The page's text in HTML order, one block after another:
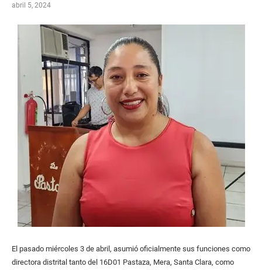
abril 5, 2024
El pasado miércoles 3 de abril, asumió oficialmente sus funciones como
directora distrital tanto del 16D01 Pastaza, Mera, Santa Clara, como